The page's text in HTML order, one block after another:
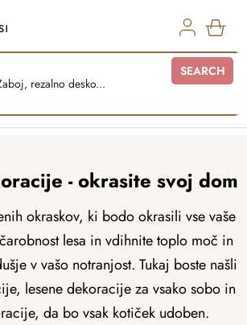
SEARCH
- okrasite svoj dom
okraskov, ki bodo okrasili vse vaše
lesa in vdihnite toplo moč in
v vašo notranjost. Tukaj boste našli
lesene dekoracije za vsako sobo in
da bo vsak kotiček udoben.